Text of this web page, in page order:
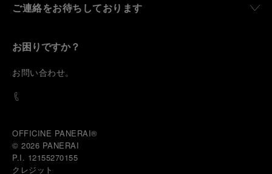
ご連絡をお待ちしております
お困りですか？
お問い合わせ。
OFFICINE PANERAI®
© 2026 PANERAI
P.I. 12155270155
クレジット